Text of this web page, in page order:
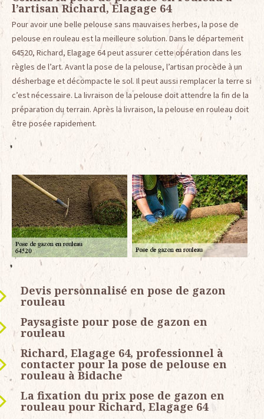
l’artisan Richard, Elagage 64
Pour avoir une belle pelouse sans mauvaises herbes, la pose de
pelouse en rouleau est la meilleure solution. Dans le département
64520, Richard, Elagage 64 peut assurer cette opération dans les
règles de l’art. Avant la pose de la pelouse, l’artisan procède à un
désherbage et décompacte le sol. Il peut aussi remplacer la terre si
c’est nécessaire. La livraison de la pelouse doit attendre la fin de la
préparation du terrain. Après la livraison, la pelouse en rouleau doit
être posée rapidement.
Devis personnalisé en pose de gazon
rouleau
Paysagiste pour pose de gazon en
rouleau
Richard, Elagage 64, professionnel à
contacter pour la pose de pelouse en
rouleau à Bidache
La fixation du prix pose de gazon en
rouleau pour Richard, Elagage 64